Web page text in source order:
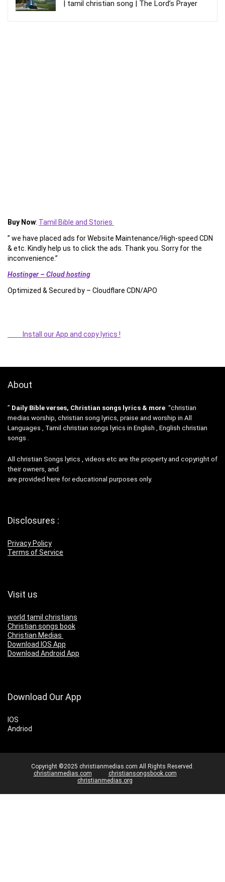
| tamil christian song | The Lord’s Prayer
Buy Now: Tamil Bible and Stories
” we have placed ads for Website Maintenance/High-speed CDN
& etc. Kindly help us to click the ads. Thank you. Sorry for the
inconvenience.”
Hostinger – Cloud hosting
Optimized & Secured by – Cloudflare CDN/APO
Install our App and copy lyrics !
About
” Daily Bible verses, Christian songs lyrics & more “christian
medias worship, christian song lyrics, praise and worship in All
Languages , Tamil christian songs lyrics in English , English christian
songs .
All christian Songs lyrics , videos etc are the property and copyright of
their owners, and
are provided here for educational purposes only.
Disclosures :
Privacy Policy
Terms of Service
Visit us
world tamil christians
Christian songs book
Christian Medias
Download IOS App
Download Android App
Download Our App
IOS
Andriod
Copyright ©2025 christianmedias.com All Rights Reserved.
christianmedias.com
christiansongsbook.com
christianmedias.org